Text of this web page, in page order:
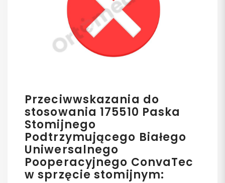
Przeciwwskazania do
stosowania 175510 Paska
Stomijnego
Podtrzymującego Białego
Uniwersalnego
Pooperacyjnego ConvaTec
w sprzęcie stomijnym: